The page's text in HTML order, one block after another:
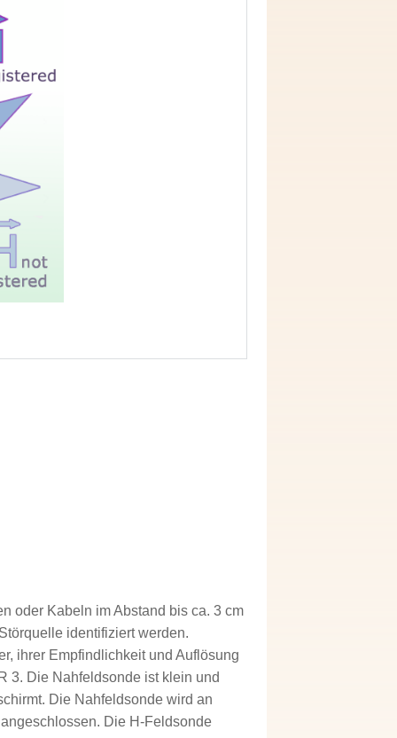
oder Kabeln im Abstand bis ca. 3 cm
identifiziert werden.
ihrer Empfindlichkeit und Auflösung
3. Die Nahfeldsonde ist klein und
Die Nahfeldsonde wird an
Die H-Feldsonde